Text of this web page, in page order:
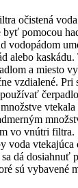
očistená
pomocou
vodopádom
alebo
a miesto
vzdialené. Pri
vo vnútri filtra.
voda vtekajúca
dá dosiahnuť
sú vybavené